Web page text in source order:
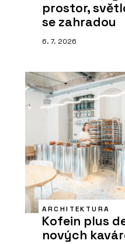
prostor,
se zahradou
6. 7. 2026
ARCHITEKTURA
Kofein plus
nových